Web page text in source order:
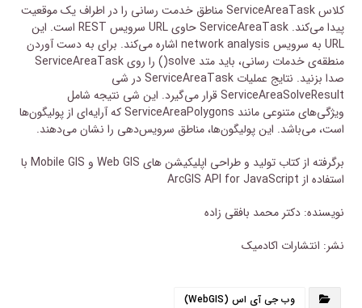
کلاس ServiceAreaTask مناطق خدمت رسانی را در اطراف یک موقعیت
پیدا می‌کند. ServiceAreaTask حاوی URL سرویس REST است. این
URL به سرویس network analysis اشاره می‌کند. برای به دست آوردن
منطقه‌ی خدمات رسانی، باید متد solve() را روی ServiceAreaTask
صدا بزنید. نتایج عملیات ServiceAreaTask در شی
ServiceAreaSolveResult قرار می‌گیرد. این شی نتیجه شامل
ویژگی‌های متنوعی مانند ServiceAreaPolygons که آرایه‌ای از پولیگون‌ها
است، می‌باشد. این پولیگون‌ها، مناطق سرویس‌دهی را نشان می‌دهند.
برگرفته از کتاب تولید و طراحی اپلیکیشن‌ های Web GIS و Mobile GIS با
استفاده از ArcGIS API for JavaScript
نویسنده: دکتر محمد بافقی زاده
نشر: انتشارات اکادمیک
وب جی آی اس (WebGIS)